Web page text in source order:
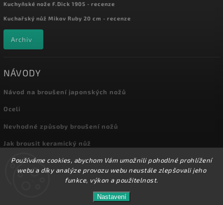
Používáme cookies, abychom Vám umožnili pohodlné prohlížení
webu a díky analýze provozu webu neustále zlepšovali jeho
funkce, výkon a použitelnost.
Nastavení
Přes 8000 nožů a dalšího příslušenství máme skladem
Kuchyňské nože F.Dick 1905 - recenze
Kuchařský nůž Mikov Ruby 20 cm - recenze
Archiv
NÁVODY
Návod na broušení japonských nožů
Oceli
Nevhodné způsoby broušení nožů
Jak brousit keramický nůž
Archiv
Kuchyňské nože. Všechna práva vyhrazena.